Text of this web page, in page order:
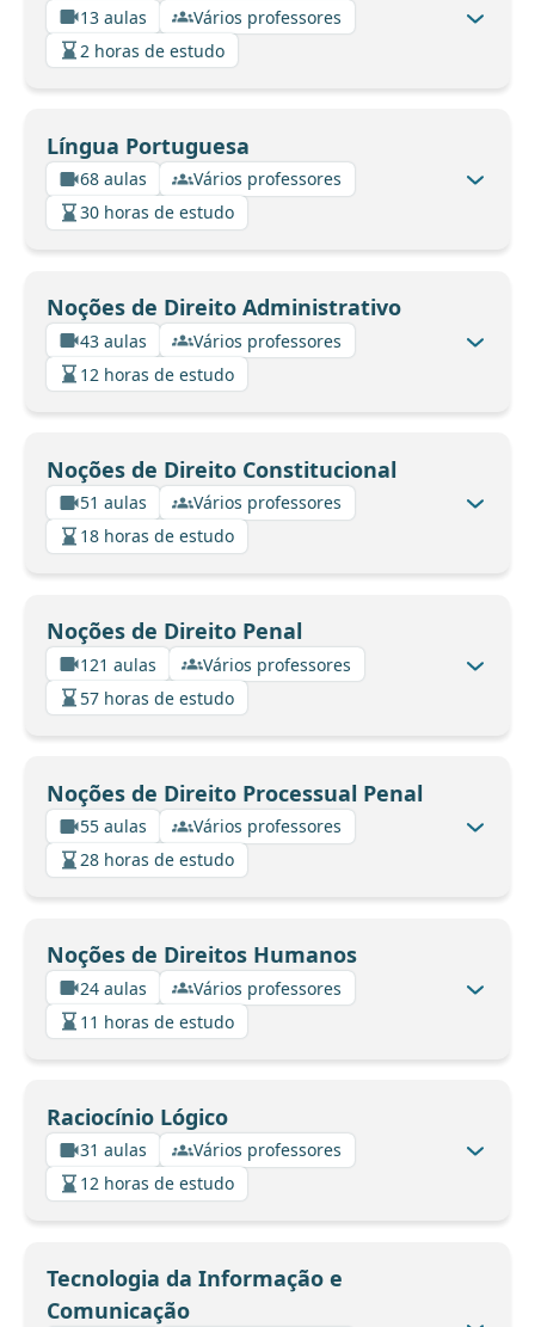
13 aulas
Vários professores
2 horas de estudo
Língua Portuguesa
68 aulas
Vários professores
30 horas de estudo
Noções de Direito Administrativo
43 aulas
Vários professores
12 horas de estudo
Noções de Direito Constitucional
51 aulas
Vários professores
18 horas de estudo
Noções de Direito Penal
121 aulas
Vários professores
57 horas de estudo
Noções de Direito Processual Penal
55 aulas
Vários professores
28 horas de estudo
Noções de Direitos Humanos
24 aulas
Vários professores
11 horas de estudo
Raciocínio Lógico
31 aulas
Vários professores
12 horas de estudo
Tecnologia da Informação e
Comunicação